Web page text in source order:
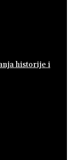
historije i